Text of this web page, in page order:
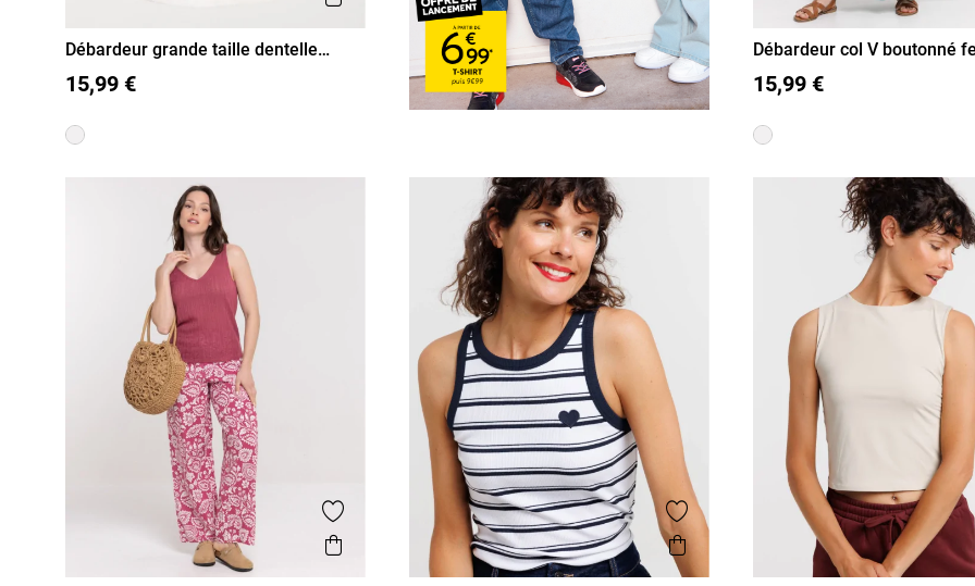
XL XXL
Débardeur grande taille dentelle
15,99 € S M
Débardeur col V boutonné
15,99 €
Ajouter aux favoris
Aperçu rapide Ajouter aux favoris
Aperçu rapide